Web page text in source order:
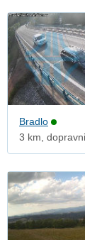
Bradlo
3 km,